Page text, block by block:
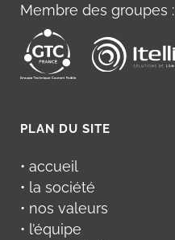
Membre des groupes :
PLAN DU SITE
• accueil
• la société
• nos valeurs
• l’équipe